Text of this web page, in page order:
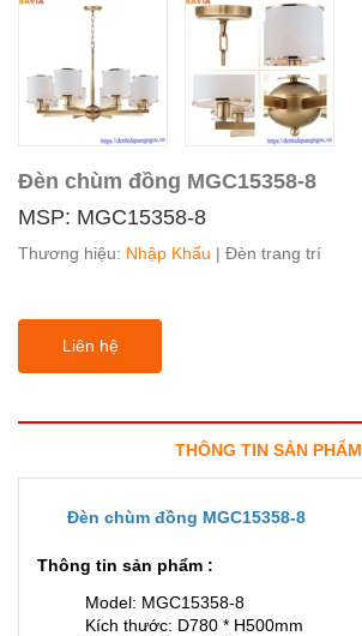
Đèn chùm đồng MGC15358-8
MSP: MGC15358-8
Thương hiệu: Nhập Khẩu | Đèn trang trí
Liên hệ
THÔNG TIN SẢN PHẨM
Đèn chùm đồng MGC15358-8
Thông tin sản phẩm :
Model: MGC15358-8
Kích thước: D780 * H500mm